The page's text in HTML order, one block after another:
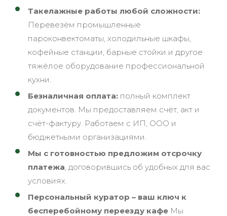
Такелажные работы любой сложности:
Перевезём промышленные
пароконвектоматы, холодильные шкафы,
кофейные станции, барные стойки и другое
тяжёлое оборудование профессиональной
кухни.
Безналичная оплата: полный комплект
документов. Мы предоставляем счёт, акт и
счёт-фактуру. Работаем с ИП, ООО и
бюджетными организациями.
Мы с готовностью предложим отсрочку
платежа, договорившись об удобных для вас
условиях.
Персональный куратор – ваш ключ к
бесперебойному переезду кафе Мы